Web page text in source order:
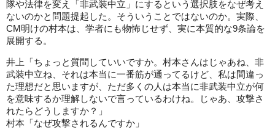
隊や法律を変え「非武装中立」にするという選択肢をなぜ考え
ないのかと問題提起した。そういうことではないのか。実際、
CM明けの村本は、学者にも物怖じせず、実に本質的な9条論を
展開する。
井上「ちょっと質問していいですか。村本さんはじゃあね、非
武装中立ね、それは本当に一番筋が通ってるけど、私は間違っ
た理想だと思いますが、ただ多くの人は本当に非武装中立が何
を意味するか理解しないで言っているわけね。じゃあ、攻撃さ
れたらどうしますか？」
村本「なぜ攻撃されるんですか」